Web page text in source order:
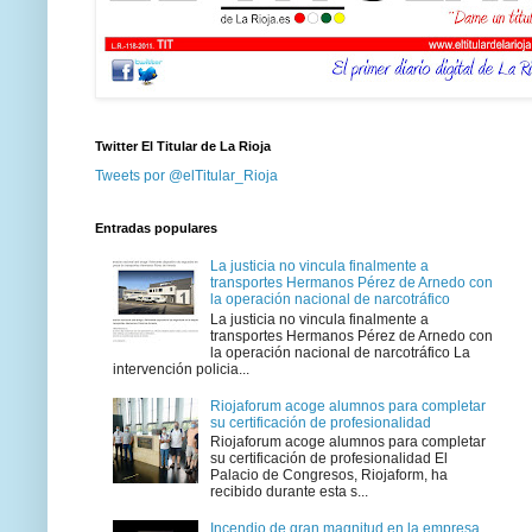
Twitter El Titular de La Rioja
Tweets por @elTitular_Rioja
Entradas populares
La justicia no vincula finalmente a
transportes Hermanos Pérez de Arnedo con
la operación nacional de narcotráfico
La justicia no vincula finalmente a
transportes Hermanos Pérez de Arnedo con
la operación nacional de narcotráfico La
intervención policia...
Riojaforum acoge alumnos para completar
su certificación de profesionalidad
Riojaforum acoge alumnos para completar
su certificación de profesionalidad El
Palacio de Congresos, Riojaform, ha
recibido durante esta s...
Incendio de gran magnitud en la empresa